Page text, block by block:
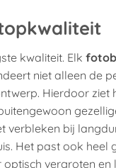
kwaliteit. Elk
niet alleen de
Hierdoor ziet
verbleken bij
Het past ook
vergroten en